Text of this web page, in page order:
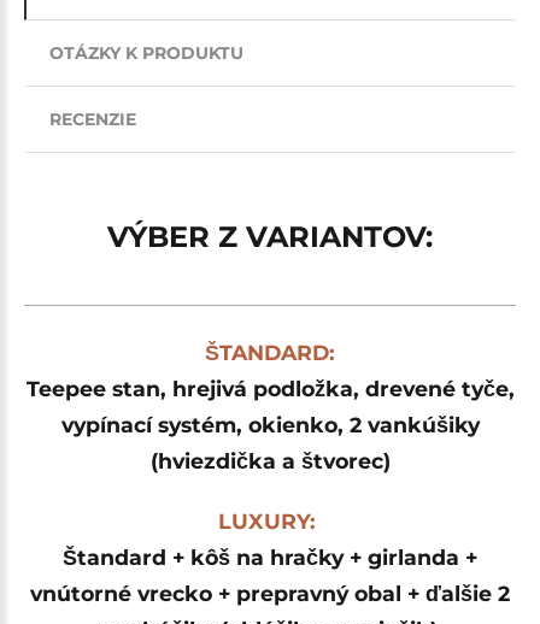
OTÁZKY K PRODUKTU
RECENZIE
VÝBER Z VARIANTOV:
ŠTANDARD:
Teepee stan, hrejivá podložka, drevené tyče,
vypínací systém, okienko, 2 vankúšiky
(hviezdička a štvorec)
LUXURY:
Štandard + kôš na hračky + girlanda +
vnútorné vrecko + prepravný obal + ďalšie 2